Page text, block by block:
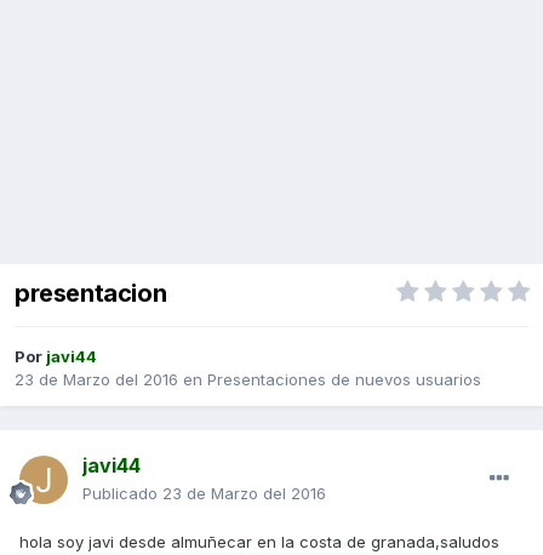
presentacion
Por javi44
23 de Marzo del 2016 en Presentaciones de nuevos usuarios
javi44
Publicado 23 de Marzo del 2016
hola soy javi desde almuñecar en la costa de granada,saludos